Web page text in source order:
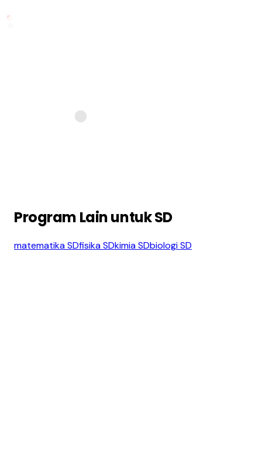
Program Lain untuk SD
matematikaSDfisikaSDkimiaSDbiologiSD